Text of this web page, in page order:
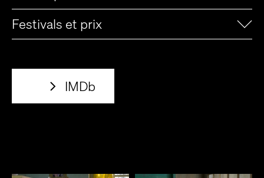
Festivals et prix
IMDb